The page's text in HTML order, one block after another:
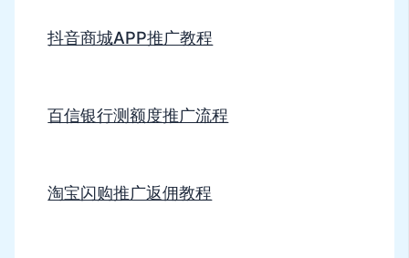
抖音商城APP推广教程
百信银行测额度推广流程
淘宝闪购推广返佣教程